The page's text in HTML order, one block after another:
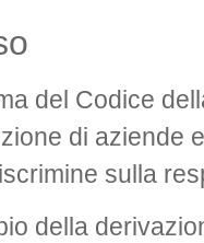
del Codice
di aziende
sulla
della